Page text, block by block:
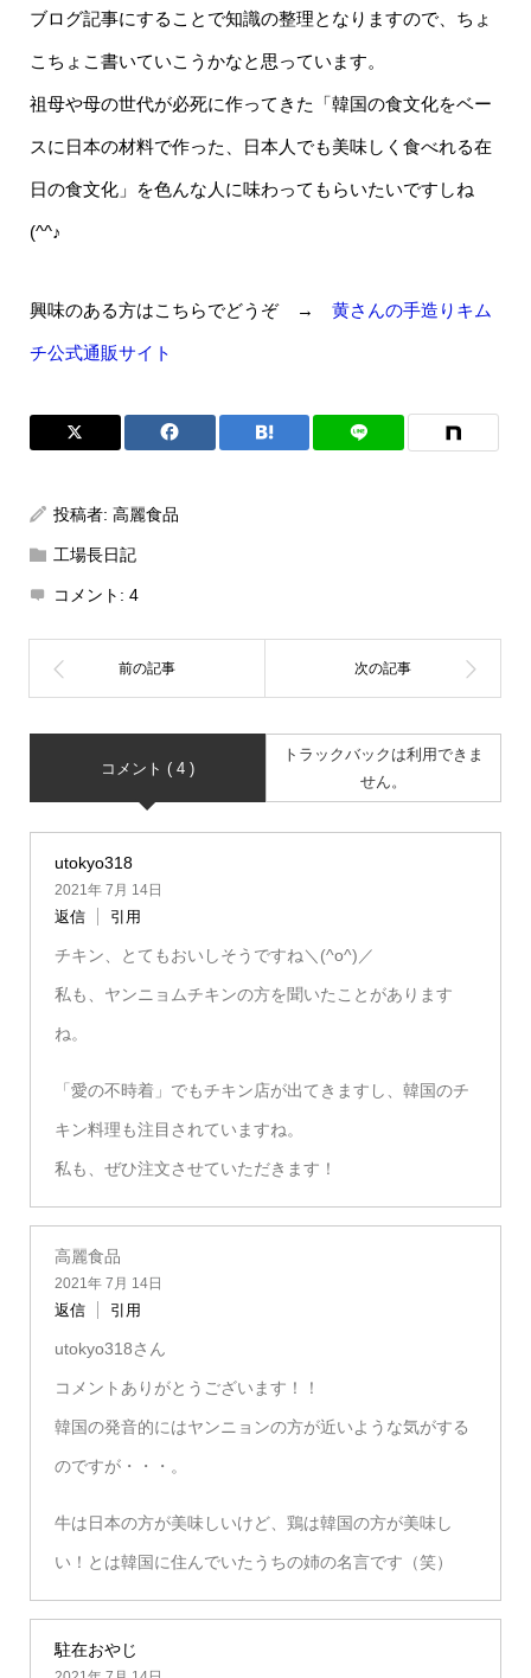
ブログ記事にすることで知識の整理となりますので、ちょ
こちょこ書いていこうかなと思っています。
祖母や母の世代が必死に作ってきた「韓国の食文化をベー
スに日本の材料で作った、日本人でも美味しく食べれる在
日の食文化」を色んな人に味わってもらいたいですしね
(^^♪
興味のある方はこちらでどうぞ → 黄さんの手造りキム
チ公式通販サイト
投稿者: 高麗食品
工場長日記
コメント: 4
コメント ( 4 )
トラックバックは利用できま
せん。
utokyo318
2021年 7月 14日
返信 引用
チキン、とてもおいしそうですね＼(^o^)／
私も、ヤンニョムチキンの方を聞いたことがあります
ね。
「愛の不時着」でもチキン店が出てきますし、韓国のチ
キン料理も注目されていますね。
私も、ぜひ注文させていただきます！
高麗食品
2021年 7月 14日
返信 引用
utokyo318さん
コメントありがとうございます！！
韓国の発音的にはヤンニョンの方が近いような気がする
のですが・・・。
牛は日本の方が美味しいけど、鶏は韓国の方が美味し
い！とは韓国に住んでいたうちの姉の名言です（笑）
駐在おやじ